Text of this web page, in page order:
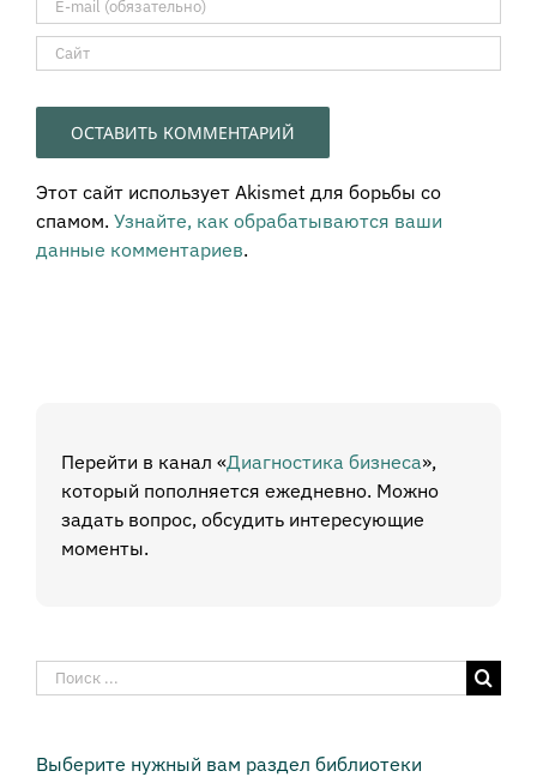
Этот сайт использует Akismet для борьбы со
спамом. Узнайте, как обрабатываются ваши
данные комментариев.
Перейти в канал «Диагностика бизнеса»,
который пополняется ежедневно. Можно
задать вопрос, обсудить интересующие
моменты.
Результат
поиска:
Выберите нужный вам раздел библиотеки